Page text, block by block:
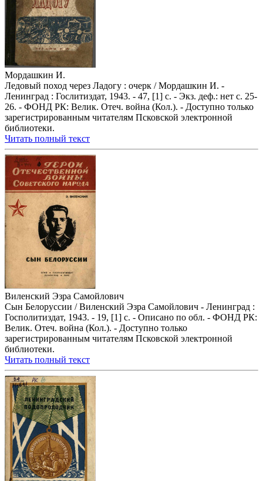
Мордашкин И.
Ледовый поход через Ладогу : очерк / Мордашкин И. -
Ленинград : Гослитиздат, 1943. - 47, [1] с. - Экз. деф.: нет с. 25-
26. - ФОНД РК: Велик. Отеч. война (Кол.). - Доступно только
зарегистрированным читателям Псковской электронной
библиотеки.
Читать полный текст
Виленский Эзра Самойлович
Сын Белоруссии / Виленский Эзра Самойлович - Ленинград :
Госполитиздат, 1943. - 19, [1] с. - Описано по обл. - ФОНД РК:
Велик. Отеч. война (Кол.). - Доступно только
зарегистрированным читателям Псковской электронной
библиотеки.
Читать полный текст